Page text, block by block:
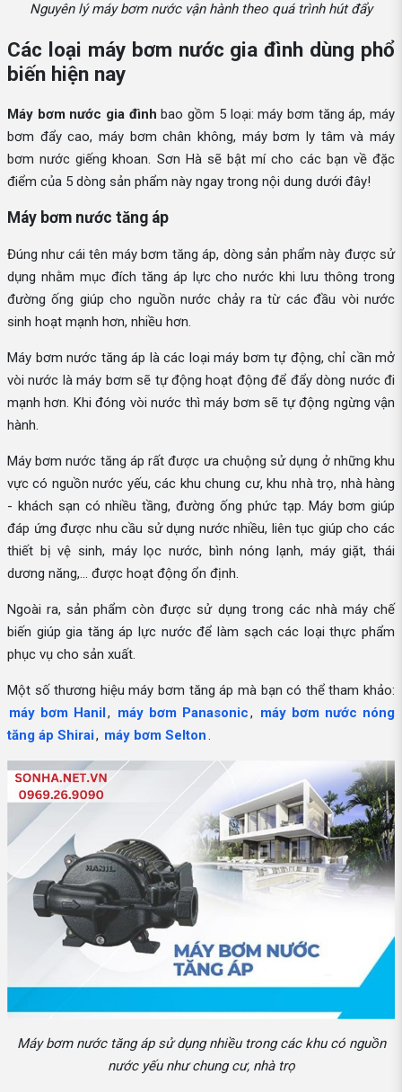
Nguyên lý máy bơm nước vận hành theo quá trình hút đẩy
Các loại máy bơm nước gia đình dùng phổ
biến hiện nay
Máy bơm nước gia đình bao gồm 5 loại: máy bơm tăng áp, máy
bơm đẩy cao, máy bơm chân không, máy bơm ly tâm và máy
bơm nước giếng khoan. Sơn Hà sẽ bật mí cho các bạn về đặc
điểm của 5 dòng sản phẩm này ngay trong nội dung dưới đây!
Máy bơm nước tăng áp
Đúng như cái tên máy bơm tăng áp, dòng sản phẩm này được sử
dụng nhằm mục đích tăng áp lực cho nước khi lưu thông trong
đường ống giúp cho nguồn nước chảy ra từ các đầu vòi nước
sinh hoạt mạnh hơn, nhiều hơn.
Máy bơm nước tăng áp là các loại máy bơm tự động, chỉ cần mở
vòi nước là máy bơm sẽ tự động hoạt động để đẩy dòng nước đi
mạnh hơn. Khi đóng vòi nước thì máy bơm sẽ tự động ngừng vận
hành.
Máy bơm nước tăng áp rất được ưa chuộng sử dụng ở những khu
vực có nguồn nước yếu, các khu chung cư, khu nhà trọ, nhà hàng
- khách sạn có nhiều tầng, đường ống phức tạp. Máy bơm giúp
đáp ứng được nhu cầu sử dụng nước nhiều, liên tục giúp cho các
thiết bị vệ sinh, máy lọc nước, bình nóng lạnh, máy giặt, thái
dương năng,... được hoạt động ổn định.
Ngoài ra, sản phẩm còn được sử dụng trong các nhà máy chế
biến giúp gia tăng áp lực nước để làm sạch các loại thực phẩm
phục vụ cho sản xuất.
Một số thương hiệu máy bơm tăng áp mà bạn có thể tham khảo:
máy bơm Hanil, máy bơm Panasonic, máy bơm nước nóng
tăng áp Shirai, máy bơm Selton.
Máy bơm nước tăng áp sử dụng nhiều trong các khu có nguồn
nước yếu như chung cư, nhà trọ